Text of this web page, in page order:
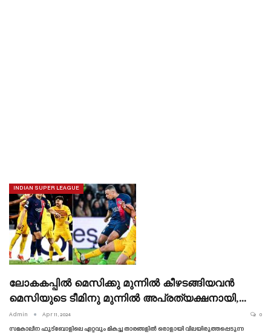
INDIAN SUPER LEAGUE
ലോകകപ്പിൽ മെസിക്കു മുന്നിൽ കീഴടങ്ങിയവൻ
മെസിയുടെ ടീമിനു മുന്നിൽ അപ്രത്യക്ഷനായി,…
Admin Apr 11, 2024 0
സമകാലീന ഫുട്ബോളിലെ ഏറ്റവും മികച്ച താരങ്ങളിൽ ഒരാളായി വിലയിരുത്തപ്പെടുന്ന